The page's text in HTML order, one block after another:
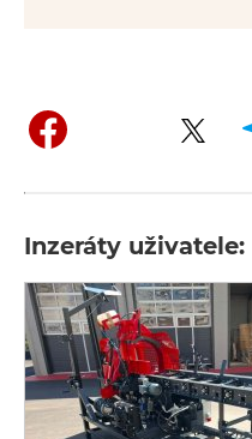
Inzeráty uživatele: